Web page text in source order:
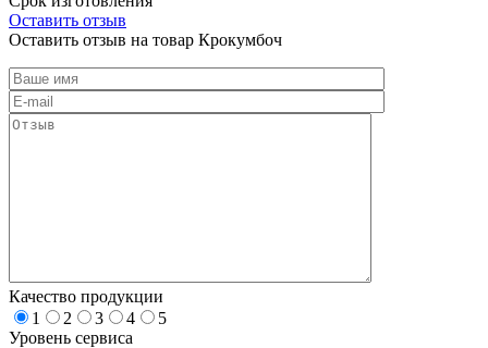
Оставить отзыв
Оставить отзыв на товар Крокумбоч
Качество продукции
1
2 3 4
5
Уровень сервиса